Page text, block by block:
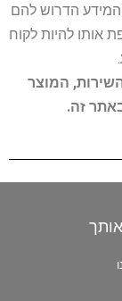
הדרוש להם
אותו להיות לקוח
המוצר
זה.
אותך